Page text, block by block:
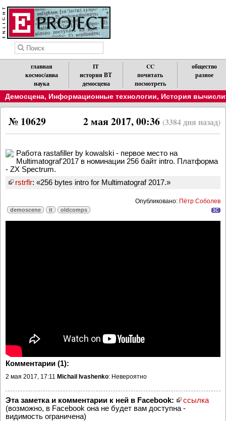
главная
космос/авиа
наука
IT
история ВТ
демосцена
CC
почитать
посмотреть
общество
разное
Демосцена, Информационные технологии, История
2 мая 2017, 00:36 (3384 дня назад)
№ 10629
Работа rastafiller by kowalski - первое место на
Multimatograf'2017 в номинации 256 байт intro. Платформа
- ZX Spectrum.
rstrflr: «256 bytes intro for Multimatograf 2017.»
Опубликовано: Пётр Соболев
demoscene it oldcomps 1C
Комментарии (1):
2 мая 2017, 17:11 Michail Ivashenko: Невероятно
Эта заметка и комментарии к ней в Facebook:
ссылка
(возможно, в Facebook она не будет вам доступна -
видимость ограничена)